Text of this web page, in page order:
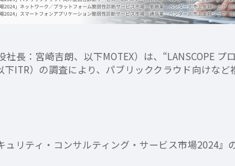
長：宮崎吉朗、以下MOTEX）は、“LANSCOPE プ
ITR）の調査により、パブリッククラウド向けな
リティ・コンサルティング・サービス市場2024』